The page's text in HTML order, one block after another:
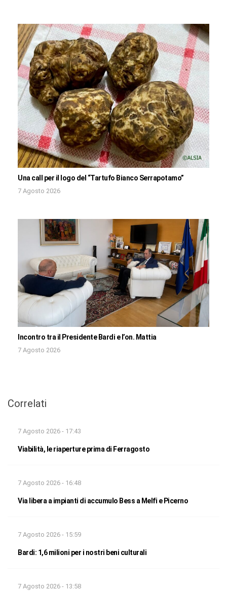
Una call per il logo del “Tartufo Bianco Serrapotamo”
7 Agosto 2026
Incontro tra il Presidente Bardi e l’on. Mattia
7 Agosto 2026
Correlati
7 Agosto 2026 - 17:43
Viabilità, le riaperture prima di Ferragosto
7 Agosto 2026 - 16:48
Via libera a impianti di accumulo Bess a Melfi e Picerno
7 Agosto 2026 - 15:59
Bardi: 1,6 milioni per i nostri beni culturali
7 Agosto 2026 - 13:58